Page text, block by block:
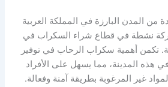
المدن البارزة في المملكة العربية
نشطة في قطاع شراء السكراب في
تكمن أهمية سكراب الرحاب في توفير
المدينة، مما يسهل على الأفراد
غير المرغوبة بطريقة آمنة وفعالة.